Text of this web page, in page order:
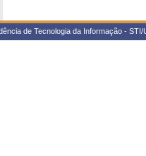
de Tecnologia da Informação -